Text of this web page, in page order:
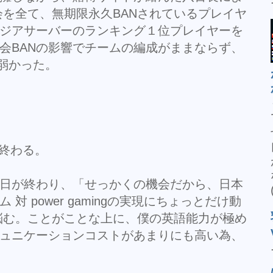
全て、無期限永久BANされているプレイヤ
アサーバーのランキング１位プレイヤーを
BANの影響でチームの編成がままならず、
かった。
わる。
終わり、「せっかくの機会だから、日本
対 power gamingの実現にちょっとだけ動
。ことがことな上に、僕の英語能力が極め
ニケーションコストがあまりにも高い為、